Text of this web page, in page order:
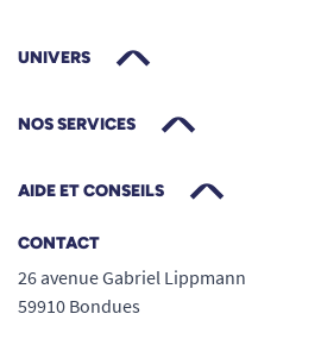
UNIVERS
NOS SERVICES
AIDE ET CONSEILS
CONTACT
26 avenue Gabriel Lippmann
59910 Bondues